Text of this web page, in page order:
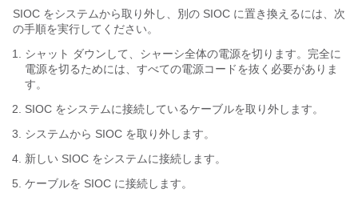
SIOC をシステムから取り外し、別の SIOC に置き換えるには、次
の手順を実行してください。
シャット ダウンして、シャーシ全体の電源を切ります。完全に
電源を切るためには、すべての電源コードを抜く必要がありま
す。
SIOC をシステムに接続しているケーブルを取り外します。
システムから SIOC を取り外します。
新しい SIOC をシステムに接続します。
ケーブルを SIOC に接続します。